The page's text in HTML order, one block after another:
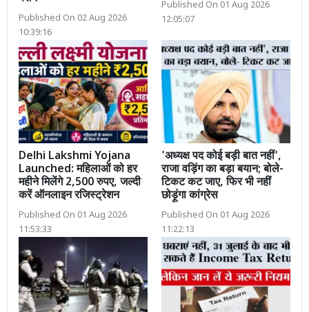
Published On 02 Aug 2026
10:39:16
Published On 01 Aug 2026
12:05:07
Delhi Lakshmi Yojana
Launched: महिलाओं को हर
महीने मिलेंगे 2,500 रुपए, जल्दी
करें ऑनलाइन रजिस्ट्रेशन
Published On 01 Aug 2026
11:53:33
'अध्यक्ष पद कोई बड़ी बात नहीं',
राजा वड़िंग का बड़ा बयान; बोले-
टिकट कट जाए, फिर भी नहीं
छोड़ूंगा कांग्रेस
Published On 01 Aug 2026
11:22:13